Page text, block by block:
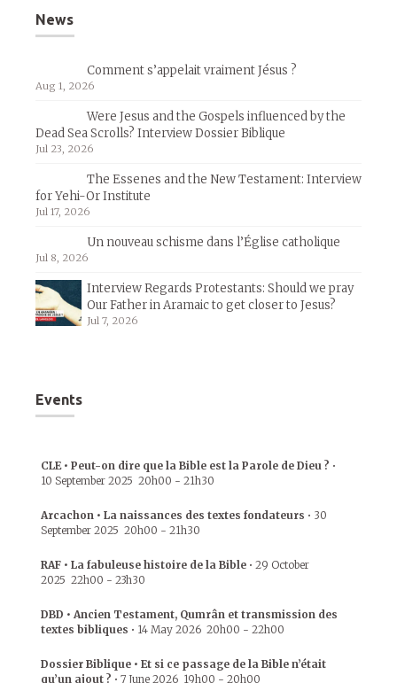
News
Comment s’appelait vraiment Jésus ?
Aug 1, 2026
Were Jesus and the Gospels influenced by the
Dead Sea Scrolls? Interview Dossier Biblique
Jul 23, 2026
The Essenes and the New Testament: Interview
for Yehi-Or Institute
Jul 17, 2026
Un nouveau schisme dans l’Église catholique
Jul 8, 2026
Interview Regards Protestants: Should we pray
Our Father in Aramaic to get closer to Jesus?
Jul 7, 2026
Events
CLE • Peut-on dire que la Bible est la Parole de Dieu ? •
10 September 2025 20h00 - 21h30
Arcachon • La naissances des textes fondateurs • 30
September 2025 20h00 - 21h30
RAF • La fabuleuse histoire de la Bible • 29 October
2025 22h00 - 23h30
DBD • Ancien Testament, Qumrân et transmission des
textes bibliques • 14 May 2026 20h00 - 22h00
Dossier Biblique • Et si ce passage de la Bible n’était
qu’un ajout ? • 7 June 2026 19h00 - 20h00